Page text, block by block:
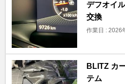
デフオイ
交換
作業日 : 2026
BLITZ カ
テム